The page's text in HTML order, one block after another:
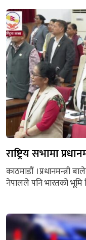
प्रदर्शनको क्रममा
अर्जुन कार्की, आदित्य
पक्राउ परेका...
राष्ट्रिय सभामा
काठमाडौं ।प्रधानमन्त्री
नेपालले पनि भारतको भूमि
जनाउँदै विरोध गरेका हुन्
कारबाही सुचारु गर्न